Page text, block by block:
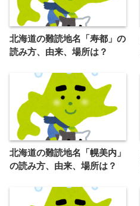
北海道の難読地名「寿都」の
読み方、由来、場所は？
北海道の難読地名「幌美内」
の読み方、由来、場所は？